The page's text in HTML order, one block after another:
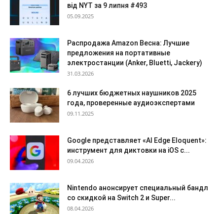
від NYT за 9 липня #493
05.09.2025
Распродажа Amazon Весна: Лучшие
предложения на портативные
электростанции (Anker, Bluetti, Jackery)
31.03.2026
6 лучших бюджетных наушников 2025
года, проверенные аудиоэкспертами
09.11.2025
Google представляет «AI Edge Eloquent»:
инструмент для диктовки на iOS с...
09.04.2026
Nintendo анонсирует специальный бандл
со скидкой на Switch 2 и Super...
08.04.2026